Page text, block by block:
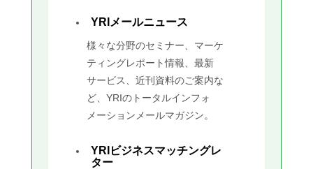
YRIメールニュース
様々な分野のセミナー、マーケ
ティングレポート情報、最新
サービス、近刊資料のご案内な
ど、YRIのトータルインフォ
メーションメールマガジン。
YRIビジネスマッチングレ
ター